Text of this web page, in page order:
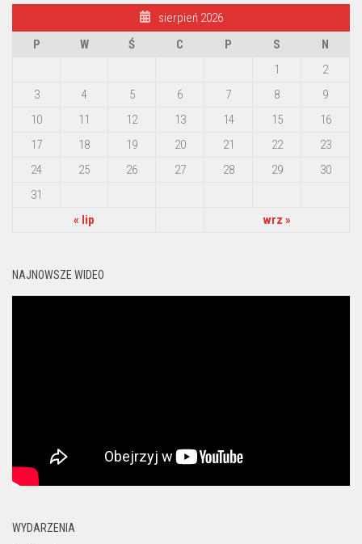
sierpień 2026
P
W Ś C P S
N
1
2
3
4 5 6 7 8
9
10
11 12 13 14 15
16
17
18 19 20 21 22
23
24
25 26 27 28 29
30
31
« lip
wrz »
NAJNOWSZE WIDEO
WYDARZENIA